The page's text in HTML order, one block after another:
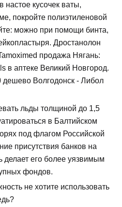
настое кусочек ваты,
покройте полиэтиленовой
можно при помощи бинта,
Дростанолон
продажа Нягань:
в аптеке Великий Новгород.
Волгодонск - Либол
льды толщиной до 1,5
в Балтийском
под флагом Российской
присутствия банков на
делает его более уязвимым
фондов.
не хотите использовать